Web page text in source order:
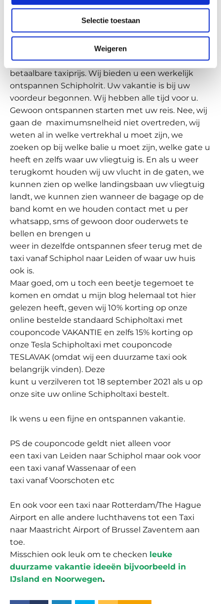
Selectie toestaan
Weigeren
vakantiebudget? Als u niet uitkijkt kost één rondje
koffie op Schiphol u meer.
Wat kan Taxicentrale Eltax u dan bieden?
Wij rijden voor een redelijke, gezonde en toch
betaalbare taxiprijs. Wij bieden u een werkelijk
ontspannen Schipholrit. Uw vakantie is bij uw
voordeur begonnen. Wij hebben alle tijd voor u.
Gewoon ontspannen starten met uw reis. Nee, wij
gaan de maximumsnelheid niet overtreden, wij
weten al in welke vertrekhal u moet zijn, we
zoeken op bij welke balie u moet zijn, welke gate u
heeft en zelfs waar uw vliegtuig is. En als u weer
terugkomt houden wij uw vlucht in de gaten, we
kunnen zien op welke landingsbaan uw vliegtuig
landt, we kunnen zien wanneer de bagage op de
band komt en we houden contact met u per
whatsapp, sms of gewoon door ouderwets te
bellen en brengen u
weer in dezelfde ontspannen sfeer terug met de
taxi vanaf Schiphol naar Leiden of waar uw huis
ook is.
Maar goed, om u toch een beetje tegemoet te
komen en omdat u mijn blog helemaal tot hier
gelezen heeft, geven wij 10% korting op onze
online bestelde standaard Schipholtaxi met
couponcode VAKANTIE en zelfs 15% korting op
onze Tesla Schipholtaxi met couponcode
TESLAVAK (omdat wij een duurzame taxi ook
belangrijk vinden). Deze
kunt u verzilveren tot 18 september 2021 als u op
onze site uw online Schipholtaxi bestelt.
Ik wens u een fijne en ontspannen vakantie.
PS de couponcode geldt niet alleen voor
een taxi van Leiden naar Schiphol maar ook voor
een taxi vanaf Wassenaar of een
taxi vanaf Voorschoten etc
En ook voor een taxi naar Rotterdam/The Hague
Airport en alle andere luchthavens tot een Taxi
naar Maastricht Airport of Brussel Zaventem aan
toe.
Misschien ook leuk om te checken leuke
duurzame vakantie ideeën bijvoorbeeld in
IJsland en Noorwegen.